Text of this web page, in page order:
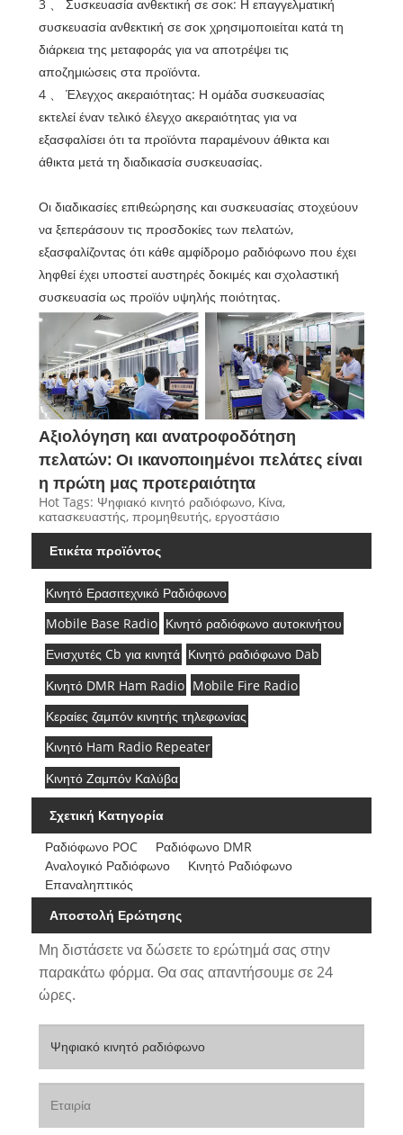
3 、 Συσκευασία ανθεκτική σε σοκ: Η επαγγελματική
συσκευασία ανθεκτική σε σοκ χρησιμοποιείται κατά τη
διάρκεια της μεταφοράς για να αποτρέψει τις
αποζημιώσεις στα προϊόντα.
4 、 Έλεγχος ακεραιότητας: Η ομάδα συσκευασίας
εκτελεί έναν τελικό έλεγχο ακεραιότητας για να
εξασφαλίσει ότι τα προϊόντα παραμένουν άθικτα και
άθικτα μετά τη διαδικασία συσκευασίας.
Οι διαδικασίες επιθεώρησης και συσκευασίας στοχεύουν
να ξεπεράσουν τις προσδοκίες των πελατών,
εξασφαλίζοντας ότι κάθε αμφίδρομο ραδιόφωνο που έχει
ληφθεί έχει υποστεί αυστηρές δοκιμές και σχολαστική
συσκευασία ως προϊόν υψηλής ποιότητας.
Αξιολόγηση και ανατροφοδότηση
πελατών: Οι ικανοποιημένοι πελάτες είναι
η πρώτη μας προτεραιότητα
Hot Tags: Ψηφιακό κινητό ραδιόφωνο, Κίνα,
κατασκευαστής, προμηθευτής, εργοστάσιο
Ετικέτα προϊόντος
Κινητό Ερασιτεχνικό Ραδιόφωνο
Mobile Base Radio Κινητό ραδιόφωνο αυτοκινήτου
Ενισχυτές Cb για κινητά Κινητό ραδιόφωνο Dab
Κινητό DMR Ham Radio Mobile Fire Radio
Κεραίες ζαμπόν κινητής τηλεφωνίας
Κινητό Ham Radio Repeater
Κινητό Ζαμπόν Καλύβα
Σχετική Κατηγορία
Ραδιόφωνο POC
Ραδιόφωνο DMR
Αναλογικό Ραδιόφωνο
Κινητό Ραδιόφωνο
Επαναληπτικός
Αποστολή Ερώτησης
Μη διστάσετε να δώσετε το ερώτημά σας στην
παρακάτω φόρμα. Θα σας απαντήσουμε σε 24
ώρες.